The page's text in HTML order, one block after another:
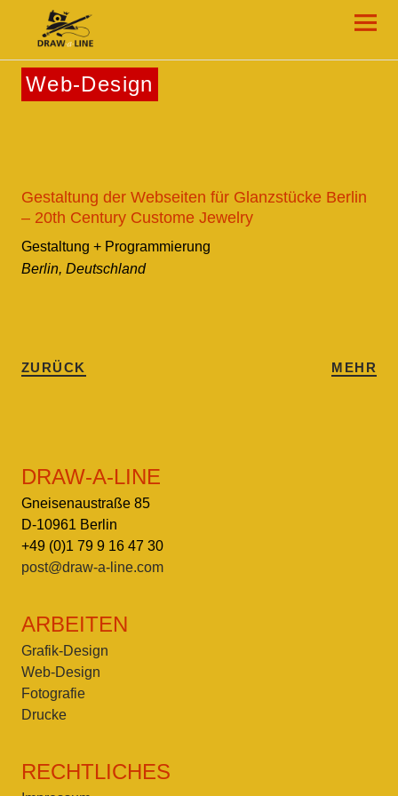
Draw-a-Line Grafik- und Web-Design
Web-Design
Gestaltung der Webseiten für Glanzstücke Berlin
– 20th Century Custome Jewelry
Gestaltung + Programmierung
Berlin, Deutschland
ZURÜCK MEHR
DRAW-A-LINE
Gneisenaustraße 85
D-10961 Berlin
+49 (0)1 79 9 16 47 30
post@draw-a-line.com
ARBEITEN
Grafik-Design
Web-Design
Fotografie
Drucke
RECHTLICHES